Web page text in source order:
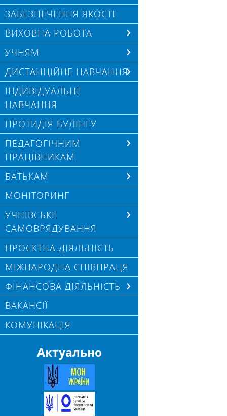
ЗАБЕЗПЕЧЕННЯ ЯКОСТІ
ВИХОВНА РОБОТА
УЧНЯМ
ДИСТАНЦІЙНЕ НАВЧАННЯ
ІНДИВІДУАЛЬНЕ
НАВЧАННЯ
ПРОТИДІЯ БУЛІНГУ
ПЕДАГОГІЧНИМ
ПРАЦІВНИКАМ
БАТЬКАМ
МОНІТОРИНГ
УЧНІВСЬКЕ
САМОВРЯДУВАННЯ
ПРОЄКТНА ДІЯЛЬНІСТЬ
МІЖНАРОДНА СПІВПРАЦЯ
ФІНАНСОВА ДІЯЛЬНІСТЬ
ВАКАНСІЇ
КОМУНІКАЦІЯ
Актуально